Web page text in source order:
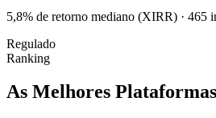
5,8% de retorno mediano (XIRR) · 465
Regulado
Ranking
As Melhores